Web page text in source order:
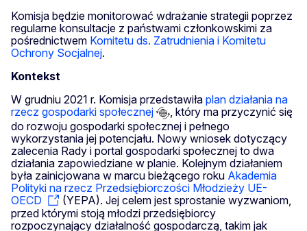
Komisja będzie monitorować wdrażanie strategii poprzez
regularne konsultacje z państwami członkowskimi za
pośrednictwem Komitetu ds. Zatrudnienia i Komitetu
Ochrony Socjalnej.
Kontekst
W grudniu 2021 r. Komisja przedstawiła plan działania na
rzecz gospodarki społecznej
, który ma przyczynić się
do rozwoju gospodarki społecznej i pełnego
wykorzystania jej potencjału. Nowy wniosek dotyczący
zalecenia Rady i portal gospodarki społecznej to dwa
działania zapowiedziane w planie. Kolejnym działaniem
była zainicjowana w marcu bieżącego roku Akademia
Polityki na rzecz Przedsiębiorczości Młodzieży UE-
OECD
(YEPA). Jej celem jest sprostanie wyzwaniom,
przed którymi stoją młodzi przedsiębiorcy
rozpoczynający działalność gospodarczą, takim jak